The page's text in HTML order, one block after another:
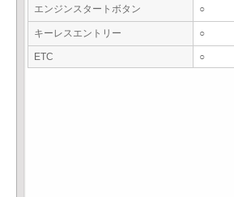
エンジンスタートボタン ○
キーレスエントリー ○
ETC ○